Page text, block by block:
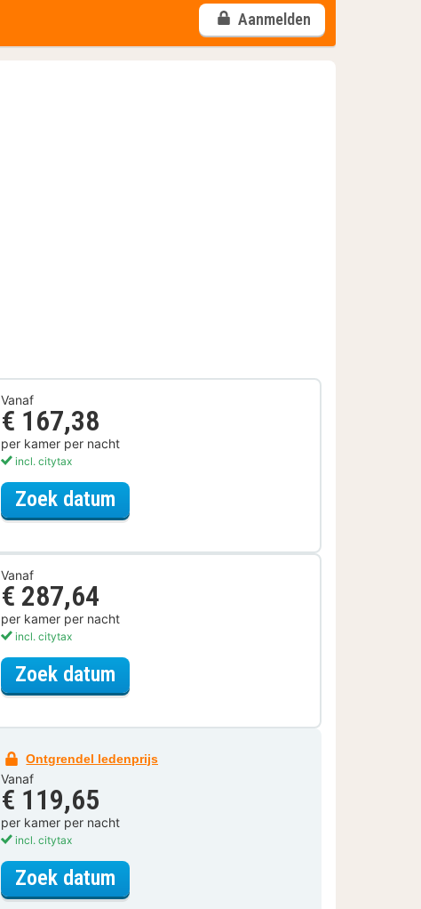
Aanmelden
Vanaf
€ 167,38
per kamer per nacht
incl. citytax
Zoek datum
Vanaf
€ 287,64
per kamer per nacht
incl. citytax
Zoek datum
Ontgrendel ledenprijs
Vanaf
€ 119,65
per kamer per nacht
incl. citytax
Zoek datum